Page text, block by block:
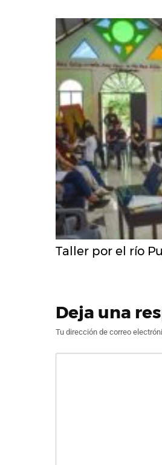
Taller por el río
Deja una
Tu dirección de correo